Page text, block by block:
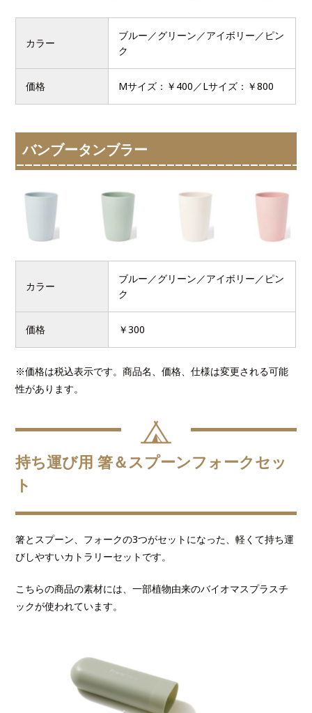
カラー
ブルー／グリーン／アイボリー／ピン
ク
価格 Mサイズ：￥400／Lサイズ：￥800
バンブータンブラー
カラー
ブルー／グリーン／アイボリー／ピン
ク
価格 ￥300
※価格は税込表示です。商品名、価格、仕様は変更される可能
性があります。
持ち運び用 箸＆スプーンフォークセッ
ト
箸とスプーン、フォークの3つがセットになった、軽くて持ち運
びしやすいカトラリーセットです。
こちらの商品の素材には、一部植物由来のバイオマスプラスチ
ックが使われています。